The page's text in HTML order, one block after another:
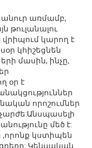
առմամբ,
թուլանալու
կարող է
կհիշեցնեն
մասին, ինչը,
օր է
որոշումներ
մեծ է:
,որոնք կստիպեն
Կենսական